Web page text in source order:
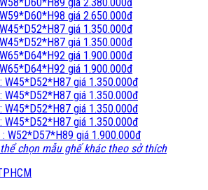
giá 2.650.000đ
giá 1.350.000đ
giá 1.350.000đ
giá 1.900.000đ
giá 1.900.000đ
W45*D52*H87 giá 1.350.000đ
W45*D52*H87 giá 1.350.000đ
W45*D52*H87 giá 1.350.000đ
W45*D52*H87 giá 1.350.000đ
: W52*D57*H89 giá 1.900.000đ
chọn mẫu ghế khác theo sở thích